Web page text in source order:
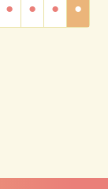
● ● ● ●